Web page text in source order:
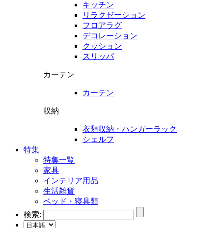
キッチン
リラクゼーション
フロアラグ
デコレーション
クッション
スリッパ
カーテン
カーテン
収納
衣類収納・ハンガーラック
シェルフ
特集
特集一覧
家具
インテリア用品
生活雑貨
ベッド・寝具類
検索: